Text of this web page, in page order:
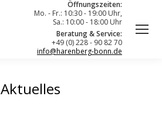
Öffnungszeiten:
Mo. - Fr.: 10:30 - 19:00 Uhr,
Sa.: 10:00 - 18:00 Uhr
Beratung & Service:
+49 (0) 228 - 90 82 70
info@harenberg-bonn.de
Aktuelles